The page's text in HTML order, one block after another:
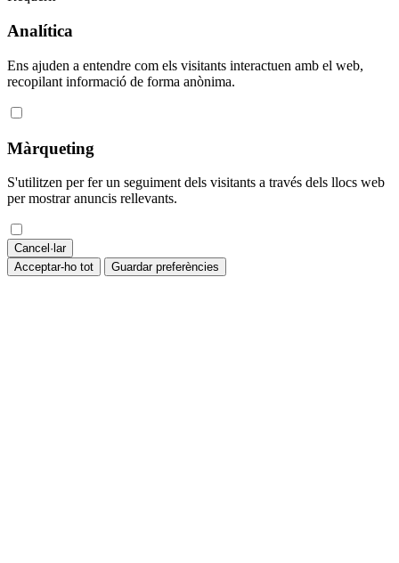
Analítica
Ens ajuden a entendre com els visitants interactuen amb el web,
recopilant informació de forma anònima.
Màrqueting
S'utilitzen per fer un seguiment dels visitants a través dels llocs web
per mostrar anuncis rellevants.
Cancel·lar
Acceptar-ho tot
Guardar preferències